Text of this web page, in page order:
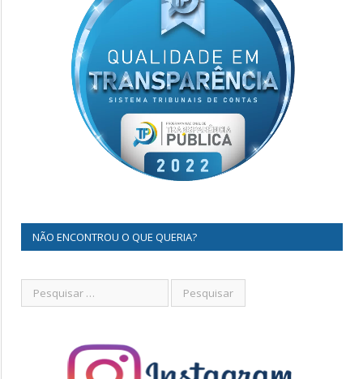
NÃO ENCONTROU O QUE QUERIA?